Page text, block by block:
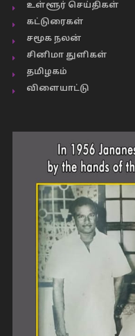
உள்ளூர் செய்திகள்
கட்டுரைகள்
சமூக நலன்
சினிமா துளிகள்
தமிழகம்
விளையாட்டு